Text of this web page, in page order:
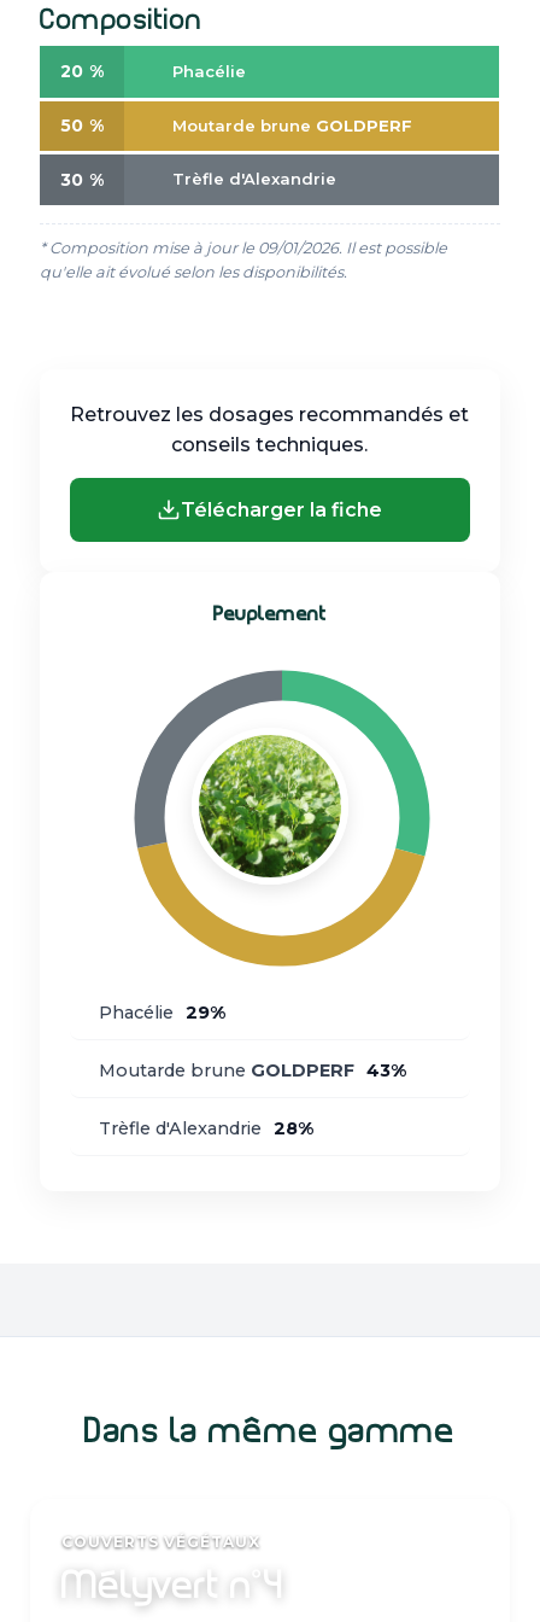
Composition
20 % Phacélie
50 % Moutarde brune GOLDPERF
30 % Trèfle d'Alexandrie
* Composition mise à jour le 09/01/2026. Il est possible
qu'elle ait évolué selon les disponibilités.
Retrouvez les dosages recommandés et
conseils techniques.
Télécharger la fiche
Peuplement
Phacélie 29%
Moutarde brune GOLDPERF 43%
Trèfle d'Alexandrie 28%
Dans la même gamme
COUVERTS VÉGÉTAUX
Mélyvert n°4